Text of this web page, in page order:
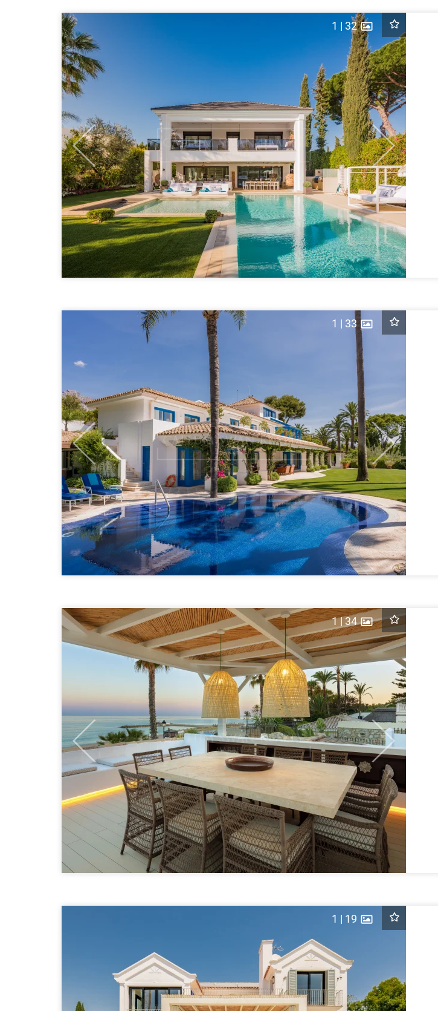
Previous Next
1 | 32
Previous Next
1 | 33
Previous Next
1|34
1 | 19